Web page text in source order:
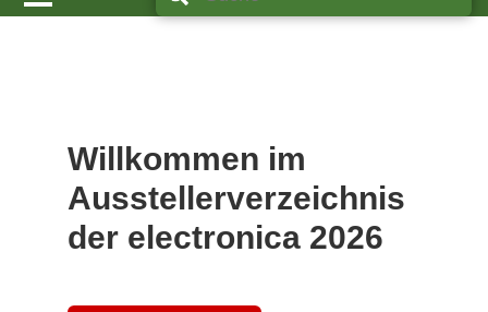
Willkommen im
Ausstellerverzeichnis
der electronica 2026